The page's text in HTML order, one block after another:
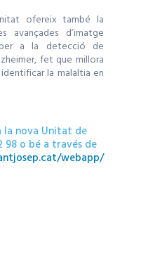
ofereix també la
avançades d’imatge
per a la detecció de
fet que millora
la malaltia en
la nova Unitat de
98 o bé a través de
webapp/